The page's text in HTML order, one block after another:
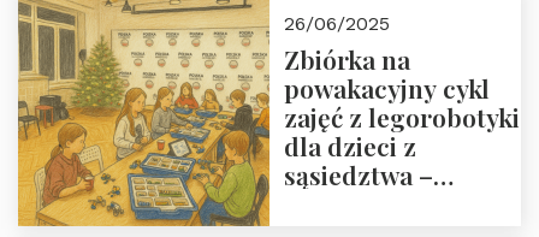
26/06/2025
Zbiórka na
powakacyjny cykl
zajęć z legorobotyki
dla dzieci z
sąsiedztwa –